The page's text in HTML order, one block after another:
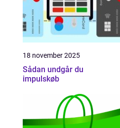
18 november 2025
Sådan undgår du
impulskøb